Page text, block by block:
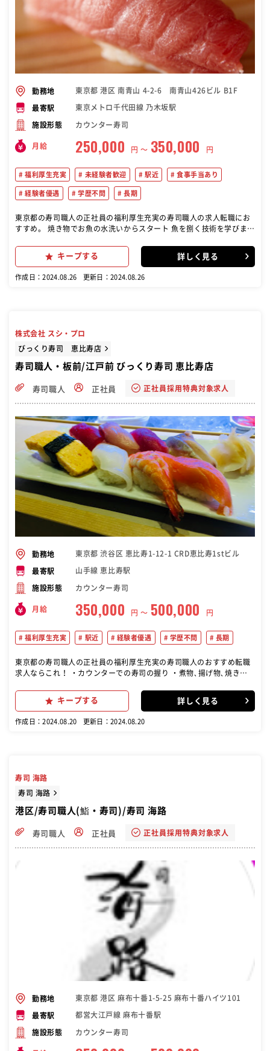
勤務地 東京都 港区 南青山 4-2-6 南青山426ビル B1F
最寄駅 東京メトロ千代田線 乃木坂駅
施設形態 カウンター寿司
月給 250,000 円 〜 350,000 円
福利厚生充実 未経験者歓迎 駅近 食事手当あり
経験者優遇 学歴不問 長期
東京都の寿司職人の正社員の福利厚生充実の寿司職人の求人転職にお
すすめ。 焼き物でお魚の水洗いからスタート 魚を捌く技術を学びます
ミュニケーションスキルも習得}
キープする 詳しく見る
作成日：2024.08.26 更新日：2024.08.26
株式会社 スシ・プロ
びっくり寿司 恵比寿店
寿司職人・板前/江戸前 びっくり寿司 恵比寿店
寿司職人 正社員 正社員採用特典対象求人
勤務地 東京都 渋谷区 恵比寿1-12-1 CRD恵比寿1stビル
最寄駅 山手線 恵比寿駅
施設形態 カウンター寿司
月給 350,000 円 〜 500,000 円
福利厚生充実 駅近 経験者優遇 学歴不問 長期
東京都の寿司職人の正社員の福利厚生充実の寿司職人のおすすめ転職
求人ならこれ！ ・カウンターでの寿司の握り ・煮物､揚げ物､焼き物
※経験や技術に合った業務をお任せします。 他にも、 ・売上管理 ・
販売促進 ・メニュー開発 ・スタッフ教育 ・シフト管理 などもお任せ
既に能力がある方は さらに技術を磨いていただける環境です！
キープする 詳しく見る
作成日：2024.08.20 更新日：2024.08.20
寿司 海路
寿司 海路
港区/寿司職人(鮨・寿司)/寿司 海路
寿司職人 正社員 正社員採用特典対象求人
勤務地 東京都 港区 麻布十番1-5-25 麻布十番ハイツ101
最寄駅 都営大江戸線 麻布十番駅
施設形態 カウンター寿司